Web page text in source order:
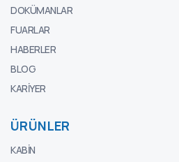
DOKÜMANLAR
FUARLAR
HABERLER
BLOG
KARIYER
ÜRÜNLER
KABIN